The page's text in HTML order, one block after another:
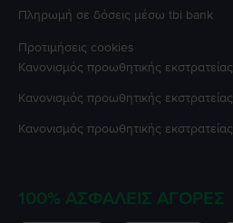
Πληρωμή σε δόσεις μέσω tbi bank
Προτιμήσεις cookies
Κανονισμός προωθητικής εκστρατείας
Κανονισμός προωθητικής εκστρατείας
Κανονισμός προωθητικής εκστρατείας
100% ΑΣΦΑΛΕΊΣ ΑΓΟΡΈΣ